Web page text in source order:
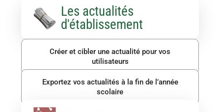
Les actualités
d'établissement
Créer et cibler une actualité pour vos
utilisateurs
Exportez vos actualités à la fin de l’année
scolaire